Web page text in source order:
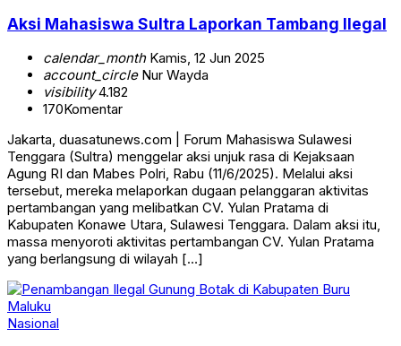
Aksi Mahasiswa Sultra Laporkan Tambang Ilegal
calendar_monthKamis, 12 Jun 2025
account_circleNur Wayda
visibility4.182
170Komentar
Jakarta, duasatunews.com | Forum Mahasiswa Sulawesi
Tenggara (Sultra) menggelar aksi unjuk rasa di Kejaksaan
Agung RI dan Mabes Polri, Rabu (11/6/2025). Melalui aksi
tersebut, mereka melaporkan dugaan pelanggaran aktivitas
pertambangan yang melibatkan CV. Yulan Pratama di
Kabupaten Konawe Utara, Sulawesi Tenggara. Dalam aksi itu,
massa menyoroti aktivitas pertambangan CV. Yulan Pratama
yang berlangsung di wilayah […]
Nasional